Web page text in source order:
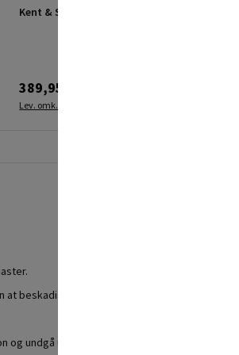
Kent & Stowe ringhakke
389,95 kr.
Lev. omk. tillægges
beskadige overfladen.
undgå unødvendige fejl.